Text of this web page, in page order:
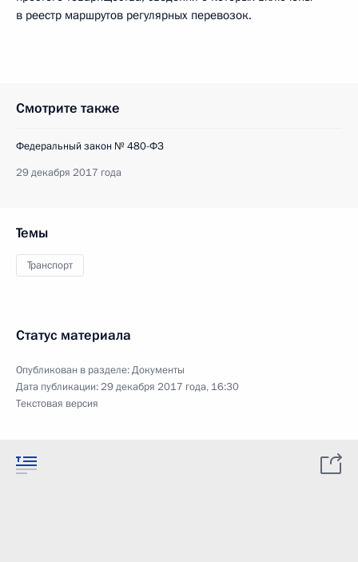
в реестр маршрутов регулярных перевозок.
Смотрите также
Федеральный закон № 480-ФЗ
29 декабря 2017 года
Темы
Транспорт
Статус материала
Опубликован в разделе:Документы
Дата публикации:29 декабря 2017 года, 16:30
Текстовая версия